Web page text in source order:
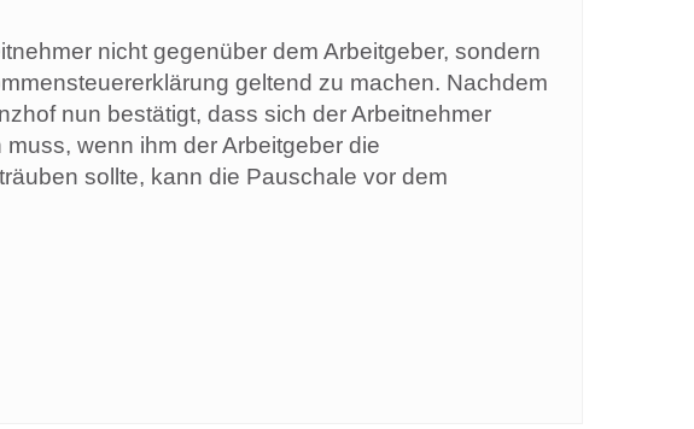
nicht gegenüber dem Arbeitgeber, sondern
geltend zu machen. Nachdem
nun bestätigt, dass sich der Arbeitnehmer
wenn ihm der Arbeitgeber die
sollte, kann die Pauschale vor dem